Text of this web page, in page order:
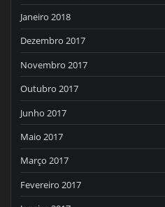
Janeiro 2018
Dezembro 2017
Novembro 2017
Outubro 2017
Junho 2017
Maio 2017
Março 2017
Fevereiro 2017